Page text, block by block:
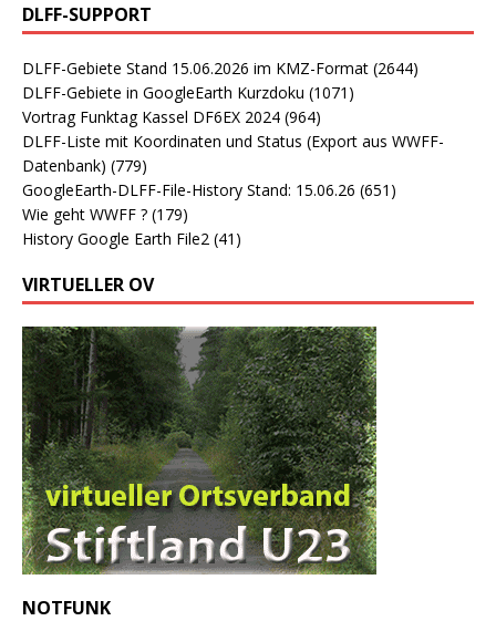
DLFF-SUPPORT
DLFF-Gebiete Stand 15.06.2026 im KMZ-Format (2644)
DLFF-Gebiete in GoogleEarth Kurzdoku (1071)
Vortrag Funktag Kassel DF6EX 2024 (964)
DLFF-Liste mit Koordinaten und Status (Export aus WWFF-
Datenbank) (779)
GoogleEarth-DLFF-File-History Stand: 15.06.26 (651)
Wie geht WWFF ? (179)
History Google Earth File2 (41)
VIRTUELLER OV
NOTFUNK